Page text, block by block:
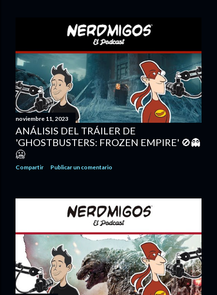
noviembre 11, 2023
ANÁLISIS DEL TRÁILER DE
'GHOSTBUSTERS: FROZEN EMPIRE' 🚫👻
🥶
Compartir Publicar un comentario